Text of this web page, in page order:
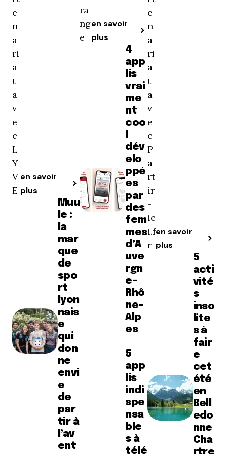
e
n
a
ri
a
t
a
v
e
c
L
Y
V
E
en savoir
plus
Muu
le :
la
mar
que
de
spo
rt
lyon
nais
e
qui
don
ne
envi
e
de
par
tir à
l’av
ent
ra
ng
e
en savoir
plus
4
app
lis
vrai
me
nt
coo
l
dév
elo
ppé
es
par
des
fem
mes
d’A
uve
rgn
e-
Rhô
ne-
Alp
es
5
app
lis
indi
spe
nsa
ble
s à
télé
e
n
a
ri
a
t
a
v
e
c
P
a
rt
ir
-
ic
i.f
r
en savoir
plus
5
acti
vité
s
inso
lite
s à
fair
e
cet
été
en
Bell
edo
nne
Cha